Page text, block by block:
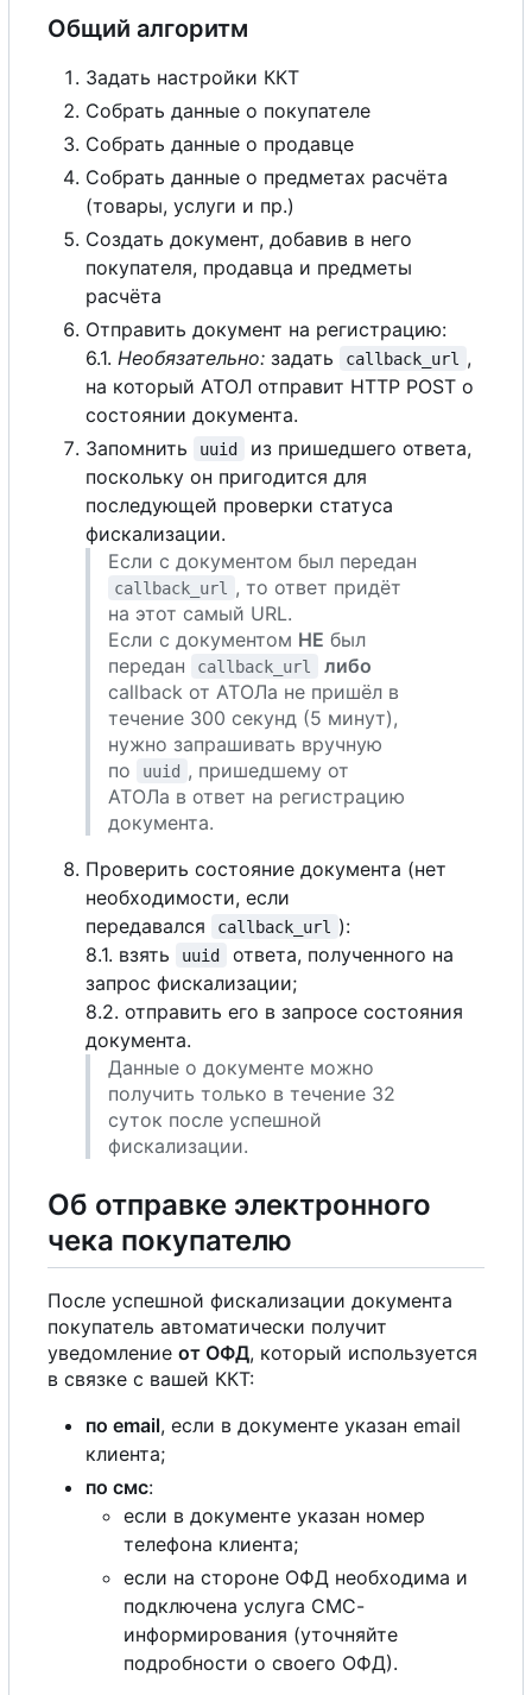
Общий алгоритм
Задать настройки ККТ
Собрать данные о покупателе
Собрать данные о продавце
Собрать данные о предметах расчёта
(товары, услуги и пр.)
Создать документ, добавив в него
покупателя, продавца и предметы
расчёта
Отправить документ на регистрацию:
6.1. Необязательно: задать callback_url
,
на который АТОЛ отправит HTTP POST о
состоянии документа.
Запомнить
uuid
из пришедшего ответа,
поскольку он пригодится для
последующей проверки статуса
фискализации.
Если с документом был передан
callback_url
, то ответ придёт
на этот самый URL.
Если с документом НЕ был
передан
callback_url
либо
callback от АТОЛа не пришёл в
течение 300 секунд (5 минут),
нужно запрашивать вручную
по
uuid , пришедшему от
АТОЛа в ответ на регистрацию
документа.
Проверить состояние документа (нет
необходимости, если
передавался
callback_url
):
8.1. взять
uuid
ответа, полученного на
запрос фискализации;
8.2. отправить его в запросе состояния
документа.
Данные о документе можно
получить только в течение 32
суток после успешной
фискализации.
Об отправке электронного
чека покупателю
После успешной фискализации документа
покупатель автоматически получит
уведомление от ОФД, который используется
в связке с вашей ККТ:
по email, если в документе указан email
клиента;
по смс:
если в документе указан номер
телефона клиента;
если на стороне ОФД необходима и
подключена услуга СМС-
информирования (уточняйте
подробности о своего ОФД).